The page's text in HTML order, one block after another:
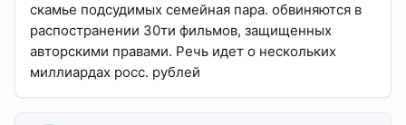
скамье подсудимых семейная пара. обвиняются в
распостранении 30ти фильмов, защищенных
авторскими правами. Речь идет о нескольких
миллиардах росс. рублей